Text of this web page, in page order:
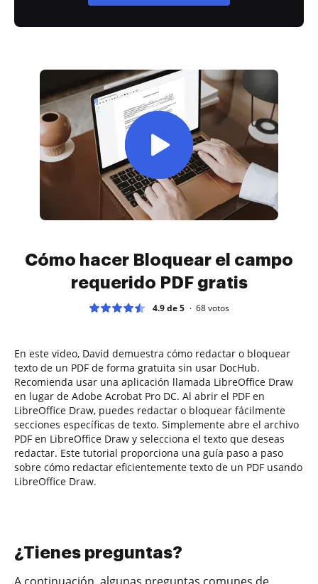
Cómo hacer Bloquear el campo
requerido PDF gratis
4.9 de 5 68votos
En este video, David demuestra cómo redactar o bloquear
texto de un PDF de forma gratuita sin usar DocHub.
Recomienda usar una aplicación llamada LibreOffice Draw
en lugar de Adobe Acrobat Pro DC. Al abrir el PDF en
LibreOffice Draw, puedes redactar o bloquear fácilmente
secciones específicas de texto. Simplemente abre el archivo
PDF en LibreOffice Draw y selecciona el texto que deseas
redactar. Este tutorial proporciona una guía paso a paso
sobre cómo redactar eficientemente texto de un PDF usando
LibreOffice Draw.
¿Tienes preguntas?